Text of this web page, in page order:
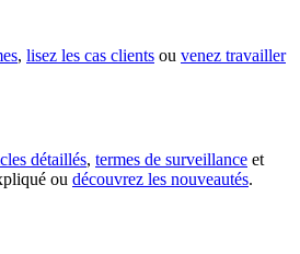
, lisez les cas clients ou venez travailler
détaillés, termes de surveillance et
ou découvrez les nouveautés.